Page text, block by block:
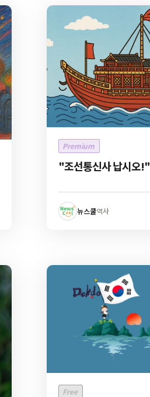
Premium
"조선통신사 납시오!"
뉴스쿨역사
Free